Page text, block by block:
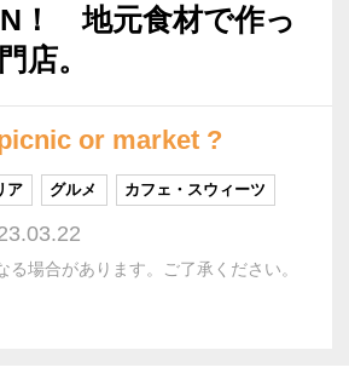
！ 地元食材で作っ
店。
or market ?
ア グルメ カフェ・スウィーツ
場合があります。ご了承ください。